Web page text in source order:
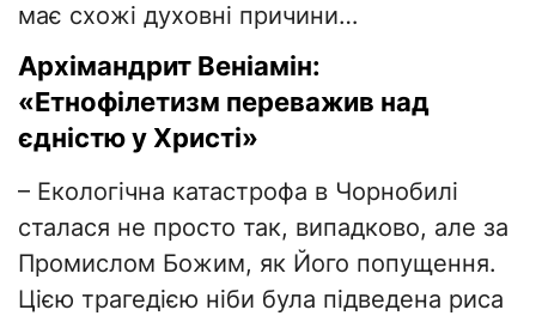
має схожі духовні причини…
Архімандрит Веніамін:
«Етнофілетизм переважив над
єдністю у Христі»
– Екологічна катастрофа в Чорнобилі
сталася не просто так, випадково, але за
Промислом Божим, як Його попущення.
Цією трагедією ніби була підведена риса